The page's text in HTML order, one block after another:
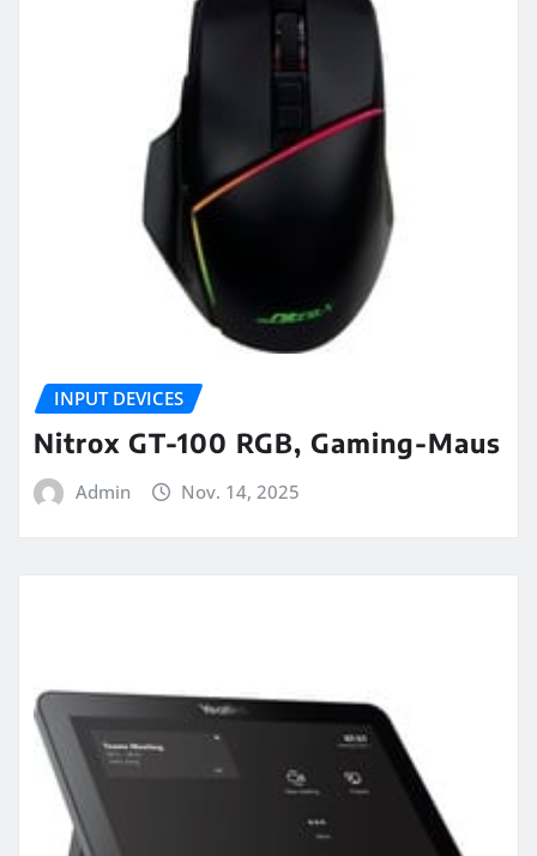
INPUT DEVICES
Nitrox GT-100 RGB, Gaming-Maus
Admin Nov. 14, 2025